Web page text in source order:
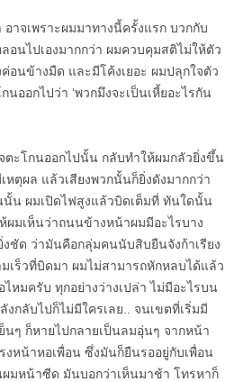
าจเพราะผมมาทางนี้ครั้งแรก บวกกับ
อนไปเองมากกว่า ผมควบคุมสติไม่ให้ตัว
ค่อนข้างมืด และมีโค้งเยอะ ผมปลุกใจตัว
นออกไปว่า ‘พวกมึงจะเป็นเหี้ยอะไรกัน
ตะโกนออกไปนั้น กลับทำให้ผมกลัวยิ่งขึ้น
ตุผล แล้วเสียงพวกนั้นก็ยิ่งดังมากกว่า
นั้น ผมเปิดไฟสูงแล้วบิดเต็มที่ ทันใดนั้น
ผมเห็นว่าถนนข้างหน้าผมมีอะไรบาง
งชัด ว่ามันคือกลุ่มคนนับสิบยืนจังก้าเรียง
เร็วที่บิดมา ผมไม่สามารถหักหลบได้แล้ว
ไหมครับ ทุกอย่างว่างเปล่า ไม่มีอะไรบน
กลับไปก็ไม่มีใครเลย.. จนเขตที่เริ่มมี
นๆ ก็หายไปกลายเป็นลมอุ่นๆ จากหน้า
งหน้าหอเพื่อน ซึ่งมันก็ยืนรออยู่กับเพื่อน
ผมหน้าซีด มันบอกว่าเห็นมาช้า โทรหาก็